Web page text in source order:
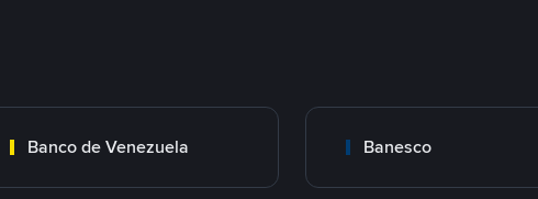
Banco de Venezuela Banesco